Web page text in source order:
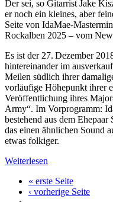
Der sei, so Gitarrist Jake
er noch ein kleines, aber
Seite von IdaMae-
Rockalben 2025 – vom
Es ist der 27. Dezember
hintereinander im
Meilen südlich ihrer
vorläufige Höhepunkt ihrer
Veröffentlichung ihres
Army“. Im Vorprogramm:
bestehend aus dem
das einen ähnlichen Sound
etwas folkiger.
Weiterlesen
« erste Seite
‹ vorherige Seite